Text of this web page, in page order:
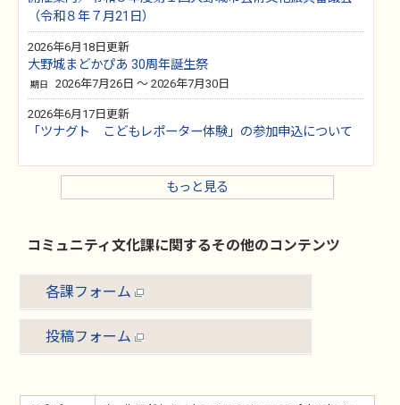
（令和８年７月21日）
2026年6月18日更新
大野城まどかぴあ 30周年誕生祭
期日 2026年7月26日 ～ 2026年7月30日
2026年6月17日更新
「ツナグト こどもレポーター体験」の参加申込について
もっと見る
コミュニティ文化課に関するその他のコンテンツ
各課フォーム
投稿フォーム